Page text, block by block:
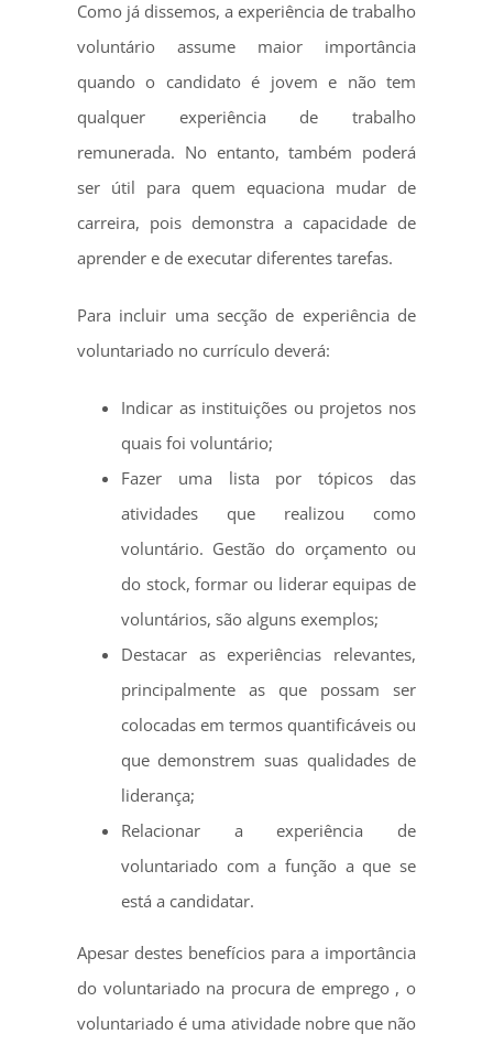
Como já dissemos, a experiência de trabalho
voluntário assume maior importância
quando o candidato é jovem e não tem
qualquer experiência de trabalho
remunerada. No entanto, também poderá
ser útil para quem equaciona mudar de
carreira, pois demonstra a capacidade de
aprender e de executar diferentes tarefas.
Para incluir uma secção de experiência de
voluntariado no currículo deverá:
Indicar as instituições ou projetos nos
quais foi voluntário;
Fazer uma lista por tópicos das
atividades que realizou como
voluntário. Gestão do orçamento ou
do stock, formar ou liderar equipas de
voluntários, são alguns exemplos;
Destacar as experiências relevantes,
principalmente as que possam ser
colocadas em termos quantificáveis ou
que demonstrem suas qualidades de
liderança;
Relacionar a experiência de
voluntariado com a função a que se
está a candidatar.
Apesar destes benefícios para a importância
do voluntariado na procura de emprego , o
voluntariado é uma atividade nobre que não